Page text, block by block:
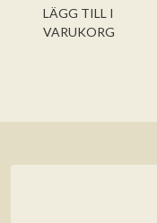
LÄGG TILL I
VARUKORG